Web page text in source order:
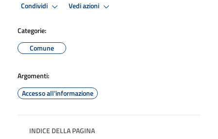
Condividi Vedi azioni
Categorie:
Comune
Argomenti:
Accesso all'informazione
INDICE DELLA PAGINA